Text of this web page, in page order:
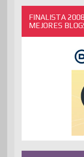
FINALISTA
MEJORES